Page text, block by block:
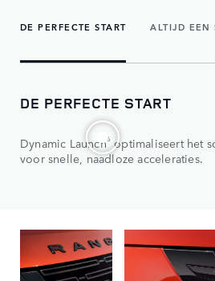
DE PERFECTE START ALTIJD EEN
DE PERFECTE START
Dynamic Launch6 optimaliseert het
voor snelle, naadloze acceleraties.